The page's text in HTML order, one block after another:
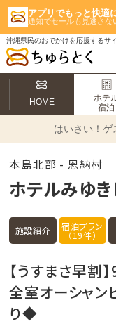
アプリでもっと快適
通知でセールも見逃さな
沖縄県民のおでかけを応援するサ
HOME
ホテ
宿泊
はいさい！ ゲ
本島北部 - 恩納村
ホテルみゆ
施設紹介 宿泊プラン
（19件）
【うすまさ早割
全室オーシャ
り◆